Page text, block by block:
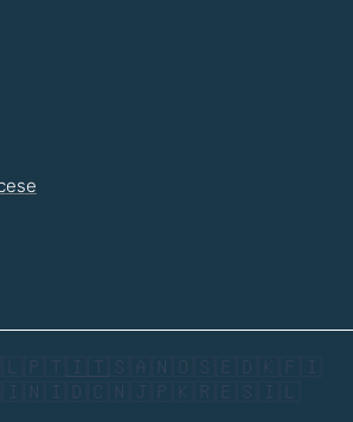
🇵🇹 🇮🇹 🇸🇦 🇳🇴 🇸🇪 🇩🇰 🇫🇮
🇮🇳 🇮🇩 🇨🇳 🇯🇵 🇰🇷 🇪🇸 🇮🇱